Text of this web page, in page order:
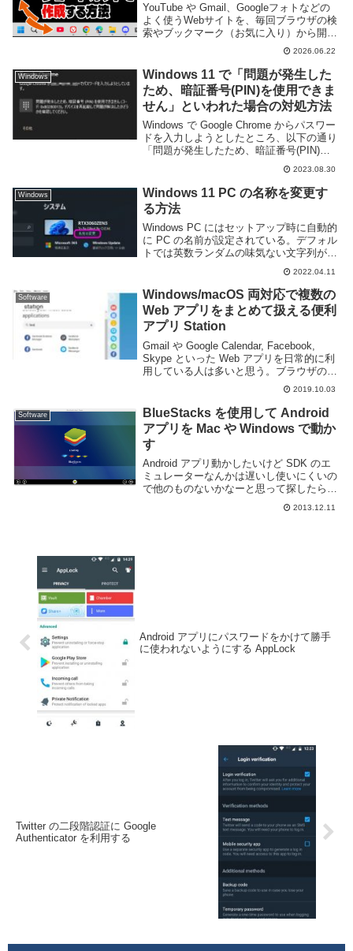
YouTube や Gmail、Googleフォトなどの
よく使うWebサイトを、毎回ブラウザの検
索やブックマーク（お気に入り）から開く
のって、地味に面倒だと感じたことはあり
ませんか？ よく利用するサイトは、PCの
デスクトップやタスクバーに専...
2026.06.22
Windows
Windows 11 で「問題が発生した
ため、暗証番号(PIN)を使用できま
せん」といわれた場合の対処方法
Windows で Google Chrome からパスワー
ドを入力しようとしたところ、以下の通り
「問題が発生したため、暗証番号(PIN)を
使用できません(コード: 0x80280013)。デ
バイスを再起動して問題が解決したかどう
かを確認し...
2023.08.30
Windows
Windows 11 PC の名称を変更す
る方法
Windows PC にはセットアップ時に自動的
に PC の名前が設定されている。デフォル
トでは英数ランダムの味気ない文字列が設
定されているため、覚えにくくわかりにく
いだけでなく、何より味気ない。このペー
ジでは Windows 11 で P...
2022.04.11
Software
Windows/macOS 両対応で複数の
Web アプリをまとめて扱える便利
アプリ Station
Gmail や Google Calendar, Facebook,
Skype といった Web アプリを日常的に利
用している人は多いと思う。ブラウザのみ
で利用でき仕事やプライベートなど様々な
場面で役に立つアプリだが、Web ブラウ
ザのタ...
2019.10.03
Software
BlueStacks を使用して Android
アプリを Mac や Windows で動か
す
Android アプリ動かしたいけど SDK のエ
ミュレーターなんかは遅いし使いにくいの
で他のものないかなーと思って探したらや
っぱりあったのでメモ。BlueStacks とい
う Android アプリを Mac や Windows 上で
2013.12.11
Android アプリにパスワードをかけて勝手
に使われないようにする AppLock
Twitter の二段階認証に Google
Authenticator を利用する